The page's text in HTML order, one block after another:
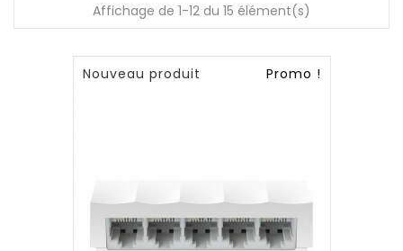
Affichage de 1-12 du 15 élément(s)
Promo !
Nouveau produit